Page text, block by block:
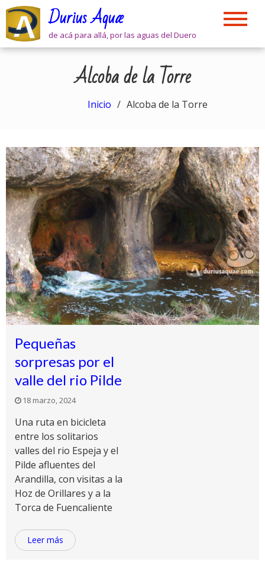
Skip
content
Durius Aquæ
de acá para allá, por las aguas del Duero
Alcoba de la Torre
Inicio Alcoba de la Torre
Pequeñas
sorpresas por el
valle del rio Pilde
18 marzo, 2024
Una ruta en bicicleta
entre los solitarios
valles del rio Espeja y el
Pilde afluentes del
Arandilla, con visitas a la
Hoz de Orillares y a la
Torca de Fuencaliente
Leer más